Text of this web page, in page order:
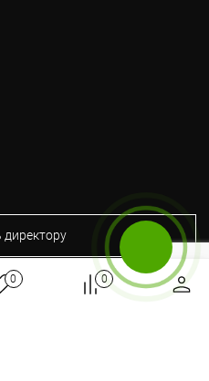
директору
0 0
звонок